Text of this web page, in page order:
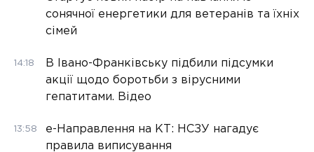
сонячної енергетики для ветеранів та їхніх
сімей
14:18
В Івано-Франківську підбили підсумки
акції щодо боротьби з вірусними
гепатитами. Відео
13:58
е-Направлення на КТ: НСЗУ нагадує
правила виписування